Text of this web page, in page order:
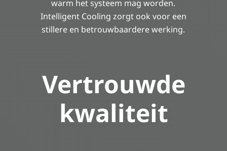
warm het systeem mag worden.
Intelligent Cooling zorgt ook voor een
stillere en betrouwbaardere werking.
Vertrouwde
kwaliteit